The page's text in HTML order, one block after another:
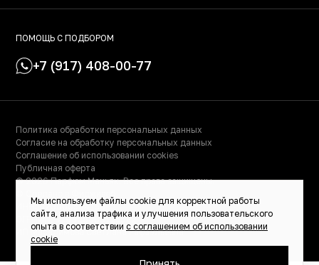
ПОМОЩЬ С ПОДБОРОМ
+7 (917) 408-00-77
Политика обработки персональных данных
Согласие на обработку персональных данных
Соглашение об использовании cookies
Публичная оферта
© 2026 Парфюм Маньяк. Все права защищены.
ИНН: 023000504158
ОГРНИП: 319028000115522
ИП Масалимова Светлана Рафаэльевна
Мы используем файлы cookie для корректной работы
сайта, анализа трафика и улучшения пользовательского
опыта в соответствии с соглашением об использовании
cookie